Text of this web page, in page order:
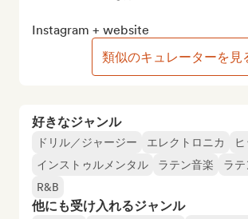
好きなジャンル
ドリル／ジャージー エレクトロニカ
インストゥルメンタル
ラテン音楽
ラ
R&B
他にも受け入れるジャンル
Instagram + website
類似のキュレーターを見